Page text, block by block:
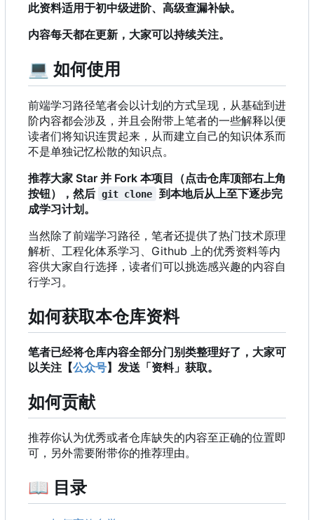
此资料适用于初中级进阶、高级查漏补缺。
内容每天都在更新，大家可以持续关注。
💻 如何使用
前端学习路径笔者会以计划的方式呈现，从基础到进
阶内容都会涉及，并且会附带上笔者的一些解释以便
读者们将知识连贯起来，从而建立自己的知识体系而
不是单独记忆松散的知识点。
推荐大家 Star 并 Fork 本项目（点击仓库顶部右上角
按钮），然后 git clone
到本地后从上至下逐步完
成学习计划。
当然除了前端学习路径 ， 笔者还提供了热门技术原理
解析、工程化体系学习、Github 上的优秀资料等内
容供大家自行选择，读者们可以挑选感兴趣的内容自
行学习。
如何获取本仓库资料
笔者已经将仓库内容全部分门别类整理好了，大家可
以关注【公众号】发送「资料」获取。
如何贡献
推荐你认为优秀或者仓库缺失的内容至正确的位置即
可，另外需要附带你的推荐理由。
📖 目录